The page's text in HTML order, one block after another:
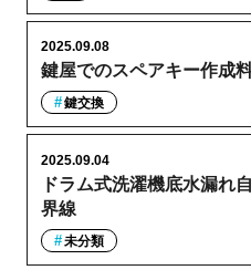
鍵屋でのスペアキー作成
2025.09.08
鍵交換
ドラム式洗濯機底水漏れ
界線
2025.09.04
未分類